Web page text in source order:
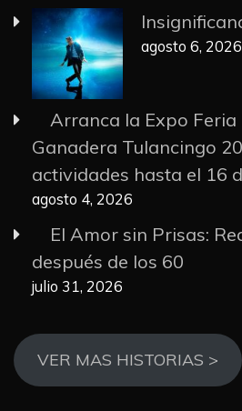
agosto 6, 2026
Arranca la Expo
Ganadera Tulancingo
actividades hasta el 16
agosto 4, 2026
El Amor sin Prisas:
después de los 60
julio 31, 2026
VER MAS HISTORIAS >